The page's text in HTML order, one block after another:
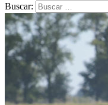
Buscar: